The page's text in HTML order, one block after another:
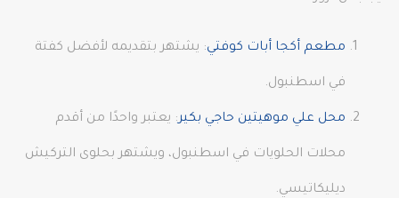
مطعم أكجا أبات كوفتي: يشتهر بتقديمه لأفضل كفتة
في اسطنبول.
محل علي موهيتين حاجي بكير: يعتبر واحدًا من أقدم
محلات الحلويات في اسطنبول، ويشتهر بحلوى التركيش
ديليكاتيسي.